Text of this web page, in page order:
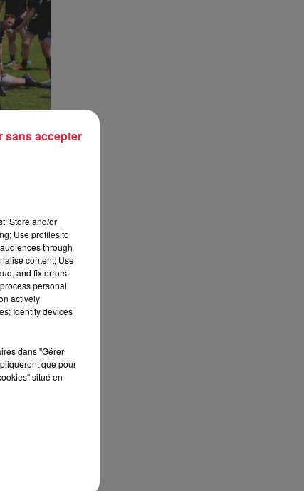
Store and/or
Use profiles to
through
content; Use
and fix errors;
personal
actively
Identify devices
dans "Gérer
que pour
situé en
sans accepter